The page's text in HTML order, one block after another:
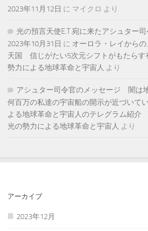
2023年11月12日 に マイクロ より
光の預言天使E.T.宛に来たアシュター
2023年10月31日 に オーロラ・レイから
天国 信じがたい5次元シフトがもたらす
勢力による地球革命と宇宙人 より
アシュター司令官のメッセージ 闇は
何百万の私達の宇宙船の開示が近づいて
よる地球革命と宇宙人のテレグラム紹介
光の勢力による地球革命と宇宙人 より
アーカイブ
2023年12月